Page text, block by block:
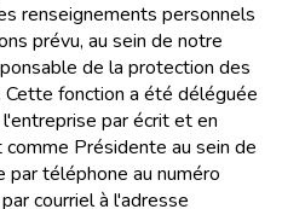
renseignements personnels
prévu, au sein de notre
de la protection des
fonction a été déléguée
par écrit et en
Présidente au sein de
téléphone au numéro
courriel à l'adresse